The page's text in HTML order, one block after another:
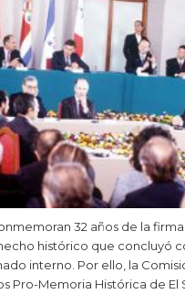
32 años de la
histórico que concluyó
interno. Por ello, la
Pro-Memoria Histórica de El